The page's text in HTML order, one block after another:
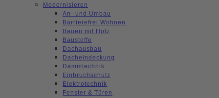
Modernisieren
An- und Umbau
Barrierefrei Wohnen
Bauen mit Holz
Baustoffe
Dachausbau
Dacheindeckung
Dämmtechnik
Einbruchschutz
Elektrotechnik
Fenster & Türen